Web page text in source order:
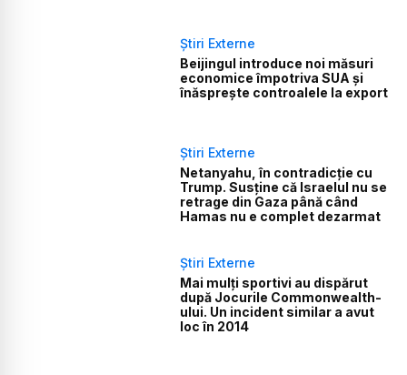
Știri Externe
Beijingul introduce noi măsuri
economice împotriva SUA și
înăsprește controalele la export
Știri Externe
Netanyahu, în contradicție cu
Trump. Susține că Israelul nu se
retrage din Gaza până când
Hamas nu e complet dezarmat
Știri Externe
Mai mulți sportivi au dispărut
după Jocurile Commonwealth-
ului. Un incident similar a avut
loc în 2014